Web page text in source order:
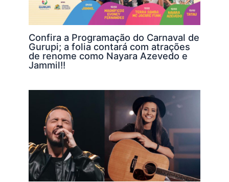
Confira a Programação do Carnaval de
Gurupi; a folia contará com atrações
de renome como Nayara Azevedo e
Jammil!!